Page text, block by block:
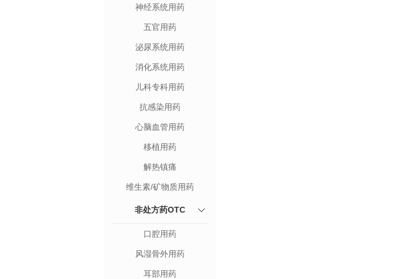
神经系统用药
五官用药
泌尿系统用药
消化系统用药
儿科专科用药
抗感染用药
心脑血管用药
移植用药
解热镇痛
维生素/矿物质用药
非处方药OTC
口腔用药
风湿骨外用药
耳部用药